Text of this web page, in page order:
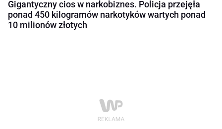
Gigantyczny cios w narkobiznes. Policja przejęła
ponad 450 kilogramów narkotyków wartych ponad
10 milionów złotych